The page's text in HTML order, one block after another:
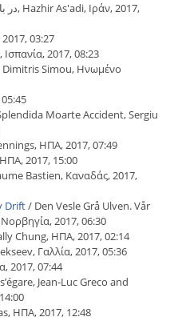
03:27
2017, 08:23
Dimitris Simou, Ηνωμένο
Moarte Accident, Sergiu
ΗΠΑ, 2017, 07:49
2017, 15:00
Bastien, Καναδάς, 2017,
Drift/ Den Vesle Grå Ulven. Vår
2017, 06:30
Chung, ΗΠΑ, 2017, 02:14
Γαλλία, 2017, 05:36
2017, 07:44
Jean-Luc Greco and
ΗΠΑ, 2017, 12:48